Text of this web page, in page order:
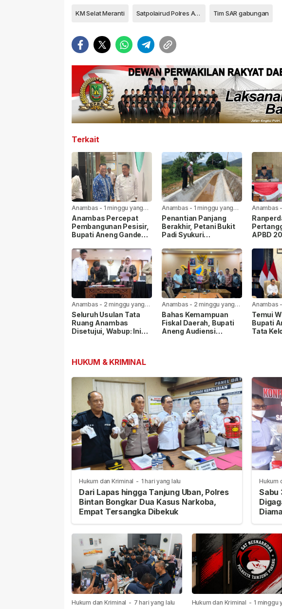
KM Selat Meranti Satpolairud Polres Anambas Tim SAR gabungan
Terkait
Anambas - 1 minggu yang
lalu
Anambas Percepat
Pembangunan Pesisir,
Bupati Aneng Gandeng
Anambas - 1 minggu yang
lalu
Penantian Panjang
Berakhir, Petani Bukit
Padi Syukuri
Irigasi Mulai Dikerjakan
Anambas -
lalu
APBD
Bupati
Anambas - 2 minggu yang
lalu
Seluruh Usulan Tata
Ruang Anambas
Disetujui, Wabup: Ini
Anambas - 2 minggu yang
lalu
Bahas Kemampuan
Fiskal Daerah, Bupati
Aneng Audiensi
Anambas -
lalu
Temui
Bupati
Tata
HUKUM & KRIMINAL
Hukum dan Kriminal - 1 hari yang lalu
Dari Lapas hingga Tanjung Uban, Polres
Bintan Bongkar Dua Kasus Narkoba,
Empat Tersangka Dibekuk
Hukum
Sabu
Hukum dan Kriminal - 7 hari yang lalu Hukum dan Kriminal - 1 minggu